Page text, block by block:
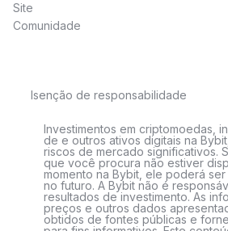
Site
Comunidade
Isenção de responsabilidade
Investimentos em criptomoedas,
de e outros ativos digitais na
riscos de mercado significativos.
que você procura não estiver
momento na Bybit, ele poderá
no futuro. A Bybit não é
resultados de investimento. As
preços e outros dados
obtidos de fontes públicas e